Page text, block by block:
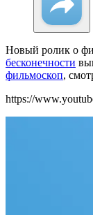
Новый ролик о
бесконечности
фильмоскоп,
https://